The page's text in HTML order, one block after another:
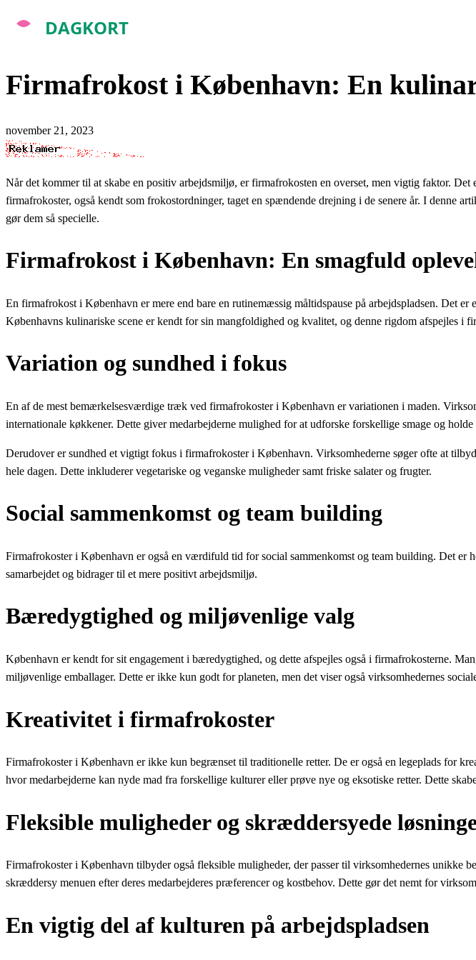
Firmafrokost i København: En
november 21, 2023
Når det kommer til at skabe en positiv arbejdsmiljø, er firmafrokosten en overset, men vigtig faktor.
firmafrokoster, også kendt som frokostordninger, taget en spændende drejning i de senere år. I denne
gør dem så specielle.
Firmafrokost i København: En smagfuld
En firmafrokost i København er mere end bare en rutinemæssig måltidspause på arbejdspladsen. Det
Københavns kulinariske scene er kendt for sin mangfoldighed og kvalitet, og denne rigdom afspejles i
Variation og sundhed i fokus
En af de mest bemærkelsesværdige træk ved firmafrokoster i København er variationen i maden.
internationale køkkener. Dette giver medarbejderne mulighed for at udforske forskellige smage og
Derudover er sundhed et vigtigt fokus i firmafrokoster i København. Virksomhederne søger ofte at
hele dagen. Dette inkluderer vegetariske og veganske muligheder samt friske salater og frugter.
Social sammenkomst og team building
Firmafrokoster i København er også en værdifuld tid for social sammenkomst og team building. Det er
samarbejdet og bidrager til et mere positivt arbejdsmiljø.
Bæredygtighed og miljøvenlige valg
København er kendt for sit engagement i bæredygtighed, og dette afspejles også i firmafrokosterne.
miljøvenlige emballager. Dette er ikke kun godt for planeten, men det viser også virksomhedernes
Kreativitet i firmafrokoster
Firmafrokoster i København er ikke kun begrænset til traditionelle retter. De er også en legeplads for
hvor medarbejderne kan nyde mad fra forskellige kulturer eller prøve nye og eksotiske retter. Dette
Fleksible muligheder og skræddersyede
Firmafrokoster i København tilbyder også fleksible muligheder, der passer til virksomhedernes
skræddersy menuen efter deres medarbejderes præferencer og kostbehov. Dette gør det nemt for
En vigtig del af kulturen på arbejdspladsen